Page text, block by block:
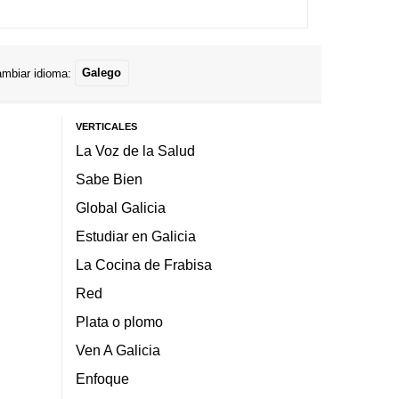
idioma: Galego
VERTICALES
La Voz de la Salud
Sabe Bien
Global Galicia
Estudiar en Galicia
La Cocina de Frabisa
Red
Plata o plomo
Ven A Galicia
Enfoque